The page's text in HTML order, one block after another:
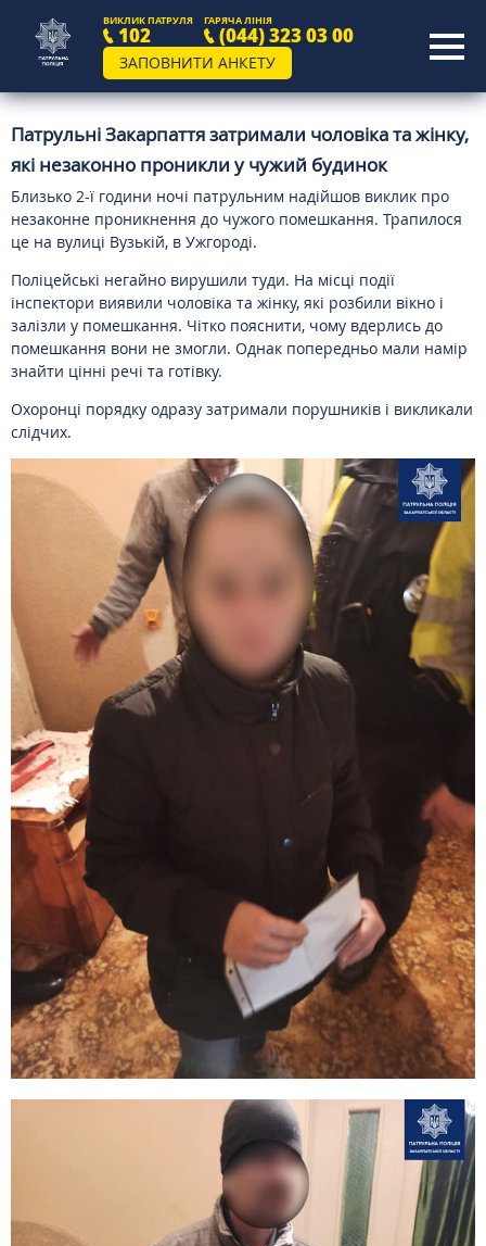
ВИКЛИК ПАТРУЛЯ
102
ГАРЯЧА ЛІНІЯ
(044) 323 03 00
ЗАПОВНИТИ АНКЕТУ
Патрульні Закарпаття затримали чоловіка та жінку,
які незаконно проникли у чужий будинок
Близько 2-ї години ночі патрульним надійшов виклик про
незаконне проникнення до чужого помешкання. Трапилося
це на вулиці Вузькій, в Ужгороді.
Поліцейські негайно вирушили туди. На місці події
інспектори виявили чоловіка та жінку, які розбили вікно і
залізли у помешкання. Чітко пояснити, чому вдерлись до
помешкання вони не змогли. Однак попередньо мали намір
знайти цінні речі та готівку.
Охоронці порядку одразу затримали порушників і викликали
слідчих.